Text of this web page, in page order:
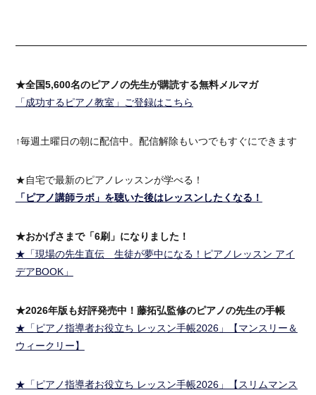
★全国5,600名のピアノの先生が購読する無料メルマガ
「成功するピアノ教室」ご登録はこちら
↑毎週土曜日の朝に配信中。配信解除もいつでもすぐにできます
★自宅で最新のピアノレッスンが学べる！
「ピアノ講師ラボ」を聴いた後はレッスンしたくなる！
★おかげさまで「6刷」になりました！
★「現場の先生直伝 生徒が夢中になる！ピアノレッスン アイ
デアBOOK」
★2026年版も好評発売中！藤拓弘監修のピアノの先生の手帳
★「ピアノ指導者お役立ち レッスン手帳2026」【マンスリー＆
ウィークリー】
★「ピアノ指導者お役立ち レッスン手帳2026」【スリムマンス